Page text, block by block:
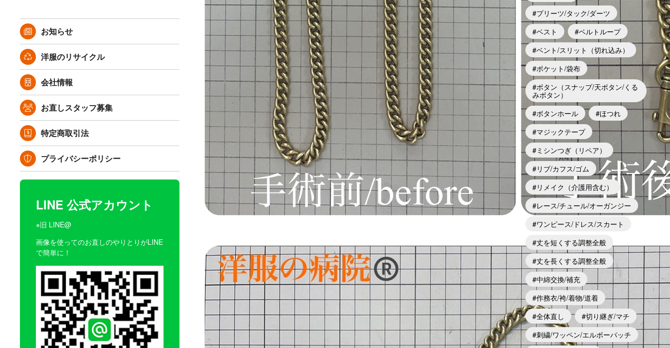
お知らせ
洋服のリサイクル
会社情報
お直しスタッフ募集
特定商取引法
プライバシーポリシー
LINE 公式アカウント
※旧 LINE@
画像を使ってのお直しのやりとりがLINE
で簡単に！
プリーツ/タック/ダーツ
ベスト
ベルトループ
ベント/スリット（切れ込み）
ポケット/袋布
ボタン（スナップ/天ボタン/くる
みボタン）
ボタンホール
ほつれ
マジックテープ
ミシンつぎ（リペア）
リブ/カフス/ゴム
リメイク（介護用含む）
レース/チュール/オーガンジー
ワンピース/ドレス/スカート
丈を短くする調整全般
丈を長くする調整全般
中綿交換/補充
作務衣/袴/着物/道着
全体直し
切り継ぎ/マチ
刺繍/ワッペン/エルボーパッチ